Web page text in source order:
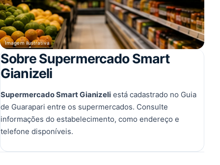
Imagem ilustrativa
Sobre Supermercado Smart
Gianizeli
Supermercado Smart Gianizeli está cadastrado no Guia
de Guarapari entre os supermercados. Consulte
informações do estabelecimento, como endereço e
telefone disponíveis.